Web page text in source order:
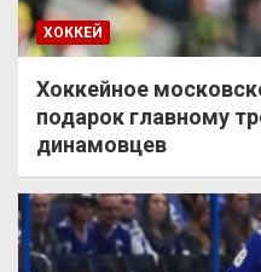
ХОККЕЙ
Хоккейное
подарок главному
динамовцев